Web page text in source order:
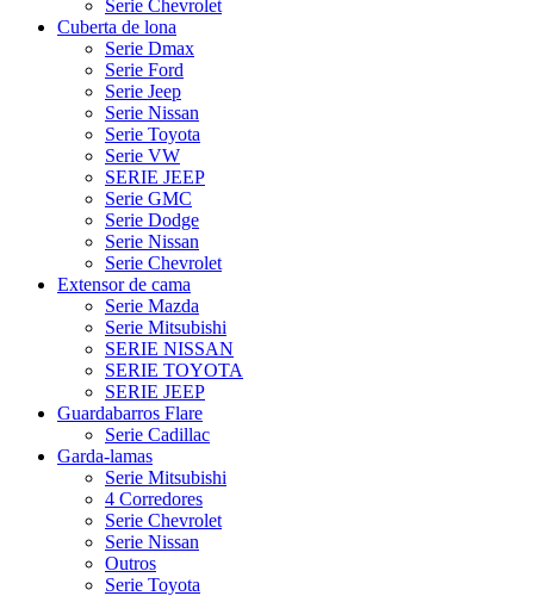
Serie Chevrolet
Cuberta de lona
Serie Dmax
Serie Ford
Serie Jeep
Serie Nissan
Serie Toyota
Serie VW
SERIE JEEP
Serie GMC
Serie Dodge
Serie Nissan
Serie Chevrolet
Extensor de cama
Serie Mazda
Serie Mitsubishi
SERIE NISSAN
SERIE TOYOTA
SERIE JEEP
Guardabarros Flare
Serie Cadillac
Garda-lamas
Serie Mitsubishi
4 Corredores
Serie Chevrolet
Serie Nissan
Outros
Serie Toyota